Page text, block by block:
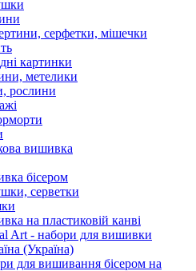
серфетки, мішечки
картинки
метелики
рослини
вишивка
бісером
серветки
на пластиковій канві
Art - набори для вишивки
(Україна)
для вишивання бісером на